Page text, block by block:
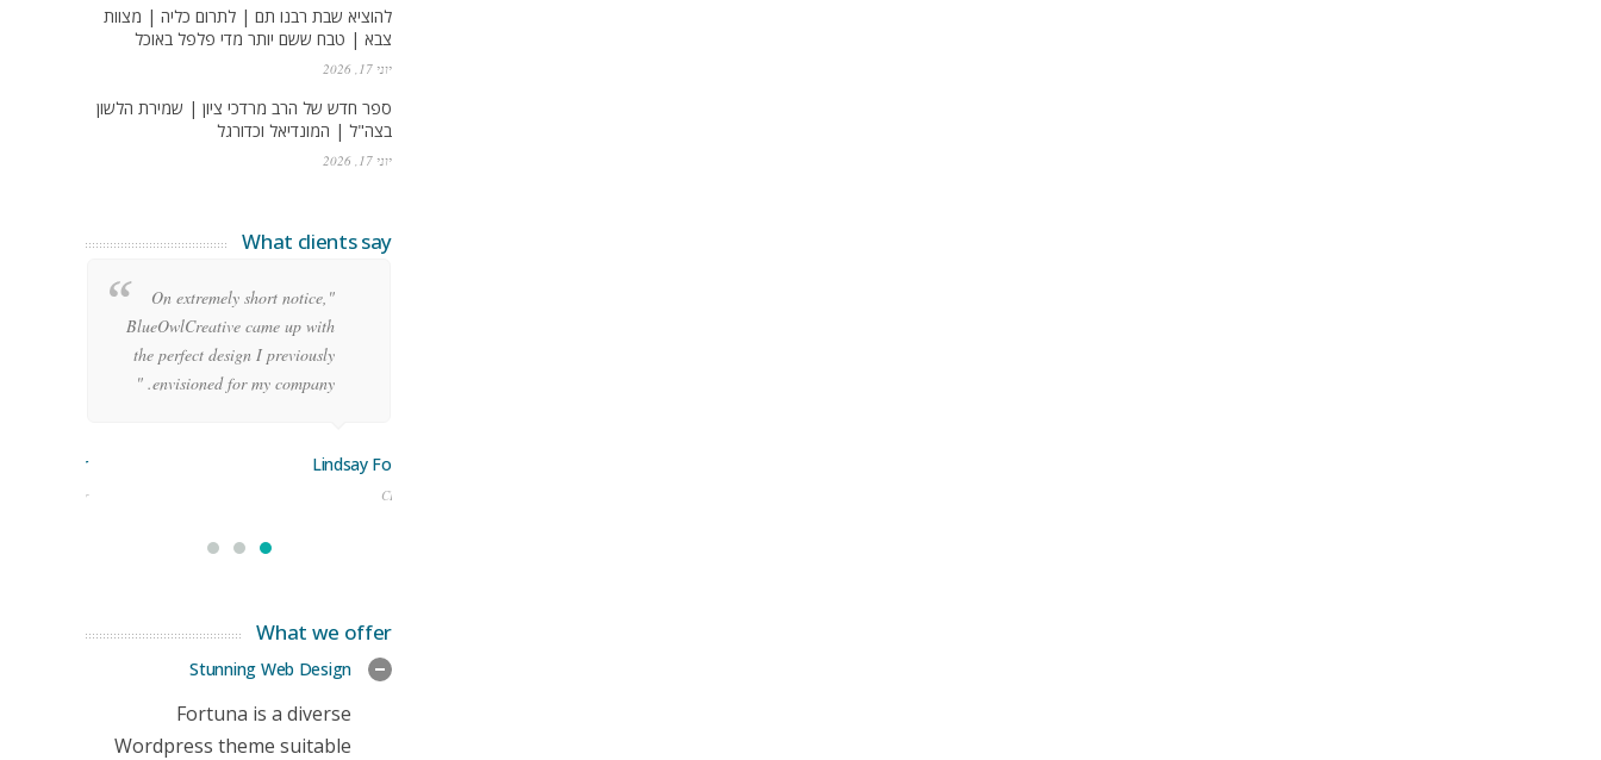
להוציא שבת רבנו תם | לתרום כליה | מצוות
צבא | טבח ששם יותר מדי פלפל באוכל
יוני 17, 2026
ספר חדש של הרב מרדכי ציון | שמירת הלשון
בצה"ל | המונדיאל וכדורגל
יוני 17, 2026
What clients say
"On extremely short notice,
BlueOwlCreative came up with
the perfect design I previously
envisioned for my company. "
Lindsay Ford
CEO
Stoner
Manager
What we offer
Stunning Web Design
Fortuna is a diverse
Wordpress theme suitable